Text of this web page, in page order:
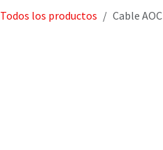
Todos los productos Cable